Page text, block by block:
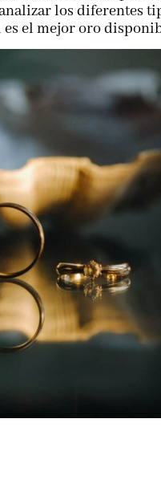
los diferentes
es el mejor oro